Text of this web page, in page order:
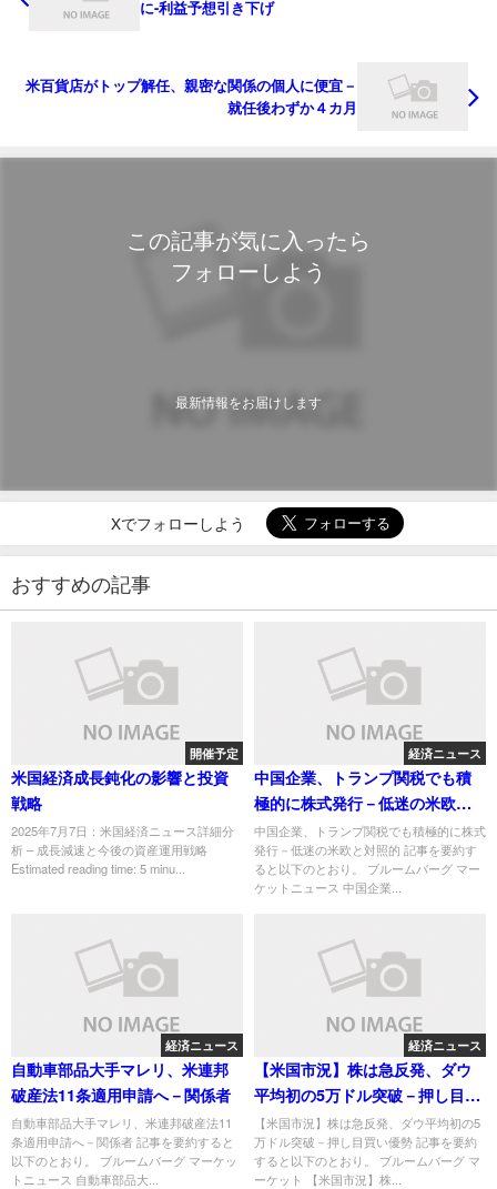
に-利益予想引き下げ
米百貨店がトップ解任、親密な関係の個人に便宜－
就任後わずか４カ月
この記事が気に入ったら
フォローしよう
最新情報をお届けします
Xでフォローしよう
おすすめの記事
開催予定
米国経済成長鈍化の影響と投資
戦略
2025年7月7日：米国経済ニュース詳細分
析 – 成長減速と今後の資産運用戦略
Estimated reading time: 5 minu...
経済ニュース
中国企業、トランプ関税でも積
極的に株式発行－低迷の米欧と
対照的
中国企業、トランプ関税でも積極的に株式
発行－低迷の米欧と対照的 記事を要約す
ると以下のとおり。 ブルームバーグ マー
ケットニュース 中国企業...
経済ニュース
自動車部品大手マレリ、米連邦
破産法11条適用申請へ－関係者
自動車部品大手マレリ、米連邦破産法11
条適用申請へ－関係者 記事を要約すると
以下のとおり。 ブルームバーグ マーケッ
トニュース 自動車部品大...
経済ニュース
【米国市況】株は急反発、ダウ
平均初の5万ドル突破－押し目買
い優勢
【米国市況】株は急反発、ダウ平均初の5
万ドル突破－押し目買い優勢 記事を要約
すると以下のとおり。 ブルームバーグ マ
ーケット 【米国市況】株...